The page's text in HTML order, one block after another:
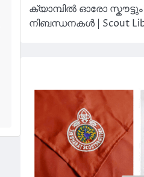
ക്യാമ്പിൽ ഓരോ
നിബന്ധനകൾ | Scout